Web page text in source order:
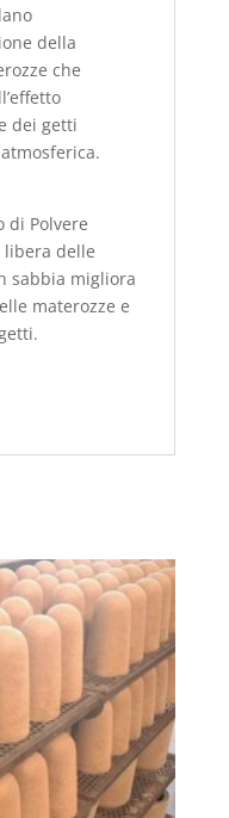
della
che
dei getti
di Polvere
libera delle
sabbia migliora
materozze e